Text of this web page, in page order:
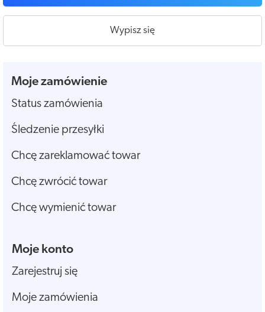
Wypisz się
Moje zamówienie
Status zamówienia
Śledzenie przesyłki
Chcę zareklamować towar
Chcę zwrócić towar
Chcę wymienić towar
Moje konto
Zarejestruj się
Moje zamówienia